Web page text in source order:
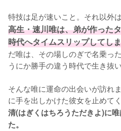
特技は足が速いこと。それ以外
高生・速川唯は、弟が作った
時代へタイムスリップしてし
だ唯は、その場しのぎで名乗っ
うにか勝手の違う時代で生き抜
そんな唯に運命の出会いが訪れ
に手を出しかけた彼女を止めて
清(はぎくはちろうただきよ)に
た。